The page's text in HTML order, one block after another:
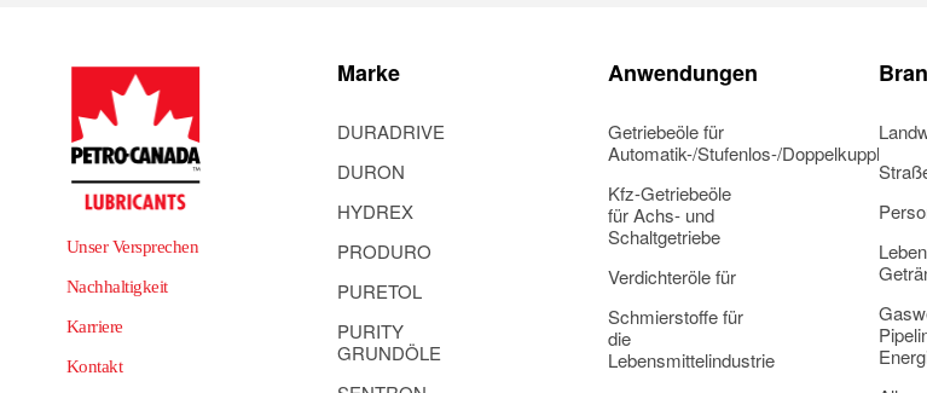
Unser Versprechen
Nachhaltigkeit
Karriere
Kontakt
Marke
DURADRIVE
DURON
HYDREX
PRODURO
PURETOL
PURITY
GRUNDÖLE
Anwendungen
Getriebeöle für
Automatik-/Stufenlos-/
Kfz-Getriebeöle
für Achs- und
Schaltgetriebe
Verdichteröle für
Schmierstoffe für
die
Lebensmittelindustrie